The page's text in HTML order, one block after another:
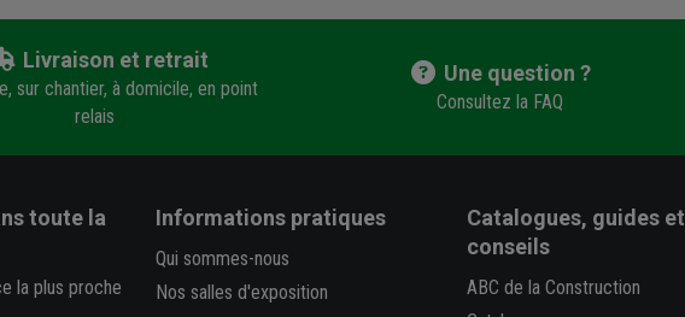
Livraison et retrait
sur chantier, à domicile, en point
relais
Une question ?
Consultez la FAQ
toute la
la plus proche
Informations pratiques
Qui sommes-nous
Nos salles d'exposition
Catalogues, guides et
conseils
ABC de la Construction